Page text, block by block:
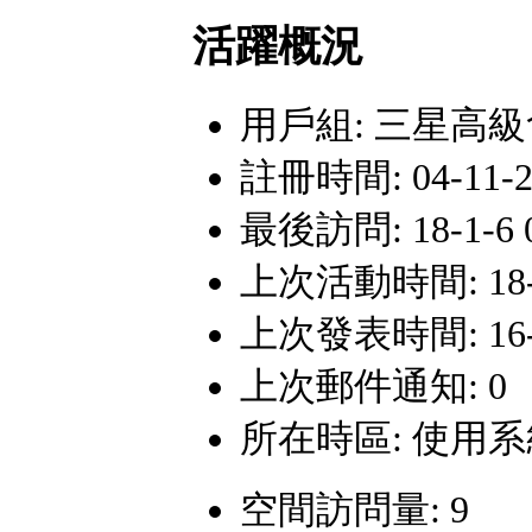
活躍概況
用戶組: 三星高
註冊時間: 04-11-
最後訪問: 18-1-6
上次活動時間:
上次發表時間:
上次郵件通知: 0
所在時區: 使用
空間訪問量: 9